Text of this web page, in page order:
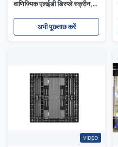
वाणिज्यिक एलईडी डिस्प्ले स्क्रीन,
स्क्रीन
अभी पूछताछ करें
VIDEO